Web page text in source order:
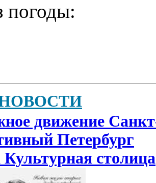
погоды:
движение
Петербург
столица